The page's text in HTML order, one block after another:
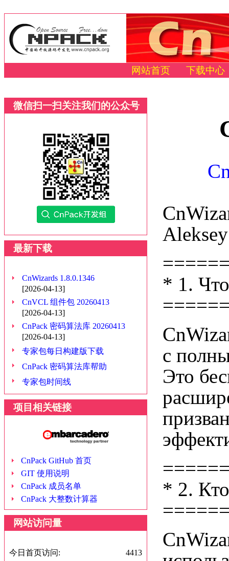
网站首页 下载中心
微信扫一扫关注我们的公众号
最新下载
CnWizards 1.8.0.1346
[2026-04-13]
CnVCL 组件包 20260413
[2026-04-13]
CnPack 密码算法库 20260413
[2026-04-13]
专家包每日构建版下载
CnPack 密码算法库帮助
专家包时间线
项目相关链接
CnPack GitHub 首页
GIT 使用说明
CnPack 成员名单
CnPack 大整数计算器
网站访问量
今日首页访问:
4413
* 1.
с
Это
* 2.